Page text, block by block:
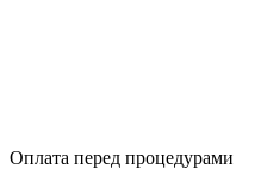
Оплата перед процедурами